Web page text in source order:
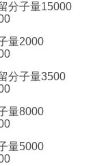
分子量15000
量2000
分子量3500
量8000
量5000